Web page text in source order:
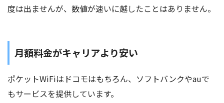
度は出ませんが、数値が速いに越したことはありません。
月額料金がキャリアより安い
ポケットWiFiはドコモはもちろん、ソフトバンクやauで
もサービスを提供しています。